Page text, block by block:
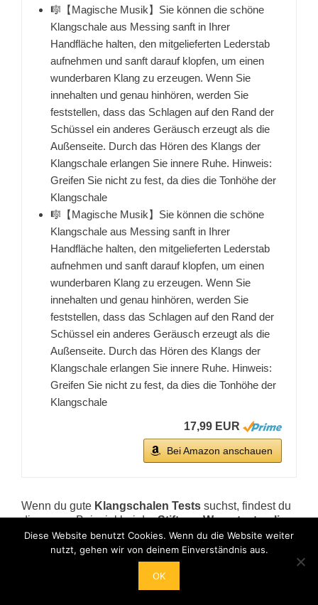
🎼【Magische Musik】Sie können die schöne
Klangschale aus Messing sanft in Ihrer
Handfläche halten, den mitgelieferten Lederstab
aufnehmen und sanft darauf klopfen, um einen
wunderbaren Klang zu erzeugen. Wenn Sie
innehalten und genau hinhören, werden Sie
feststellen, dass das Schlagen auf den Rand der
Schüssel ein anderes Geräusch erzeugt als die
Außenseite. Durch das Hören des Klangs der
Klangschale erlangen Sie innere Ruhe. Hinweis:
Greifen Sie nicht zu fest, da dies die Tonhöhe der
Klangschale
🎼【Magische Musik】Sie können die schöne
Klangschale aus Messing sanft in Ihrer
Handfläche halten, den mitgelieferten Lederstab
aufnehmen und sanft darauf klopfen, um einen
wunderbaren Klang zu erzeugen. Wenn Sie
innehalten und genau hinhören, werden Sie
feststellen, dass das Schlagen auf den Rand der
Schüssel ein anderes Geräusch erzeugt als die
Außenseite. Durch das Hören des Klangs der
Klangschale erlangen Sie innere Ruhe. Hinweis:
Greifen Sie nicht zu fest, da dies die Tonhöhe der
Klangschale
17,99 EUR
Bei Amazon anschauen
Wenn du gute Klangschalen Tests suchst, findest du
diese zum Beispiel bei derStiftung Warentest online
oder Test.de. Diese Portale bieteten dir
verschiedenenTestberichteaus den Bereichen
Elektronik und Haushalt sogar einige
Gesundheitsthemen werden dir an die Hand gelegt.
Bist du also auf der Suche nach einem speziellen
Diese Website benutzt Cookies. Wenn du die Website weiter
nutzt, gehen wir von deinem Einverständnis aus.
OK